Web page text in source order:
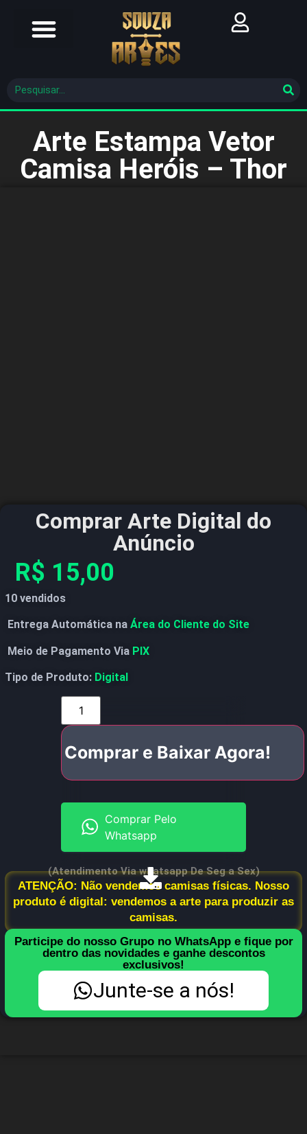
Arte Estampa Vetor
Camisa Heróis – Thor
Comprar Arte Digital do
Anúncio
R$ 15,00
10 vendidos
Entrega Automática na Área do Cliente do Site
Meio de Pagamento Via PIX
Tipo de Produto: Digital
Comprar e Baixar Agora!
Comprar Pelo
Whatsapp
(Atendimento Via whatsapp De Seg a Sex)
ATENÇÃO: Não vendemos camisas físicas. Nosso
produto é digital: vendemos a arte para produzir as
camisas.
Participe do nosso Grupo no WhatsApp e fique por
dentro das novidades e ganhe descontos
exclusivos!
Junte-se a nós!